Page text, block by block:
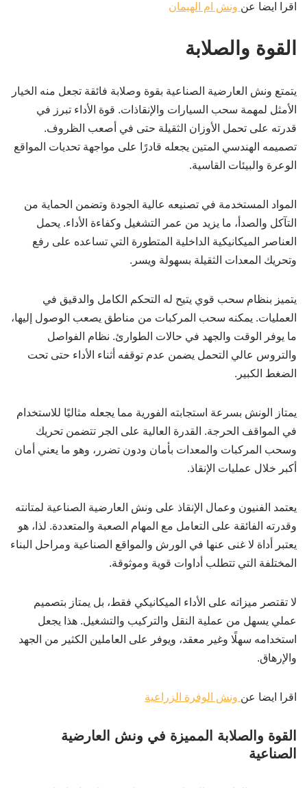
اقرا ايضا عن ونش ام الهيمان
القوة والصلابة
يتمتع ونش العارضية الصناعية بقوة وصلابة فائقة تجعل منه الخيار
الأمثل لمهمة سحب السيارات والإنقاذات. قوة الأداء تبرز في
قدرته على تحمل الأوزان الثقيلة حتى في أصعب الظروف.
تصميمه الهندسي المتين يجعله قادرًا على مواجهة تحديات المواقع
الوعرة والبيئات القاسية.
المواد المستخدمة في تصنيعه عالية الجودة وتضمن الحماية من
التآكل والصدأ، ما يزيد من عمر التشغيل وكفاءة الأداء. يحمل
العناصر الميكانيكية الداخلية المتطورة التي تساعده على رفع
وتحريك المعدات الثقيلة بسهولة ويسر.
يتميز بنظام سحب قوي يتيح له التحكم الكامل والدقيق في
العمليات. يمكنه سحب المركبات من مناطق يصعب الوصول إليها،
ما يوفر الوقت والجهد في حالات الطوارئ. نظام الفواصل
والتروس عالي التحمل يضمن عدم توقفه أثناء الأداء حتى تحت
الضغط الكبير.
يمتاز الونش بسرعة استجابته الفورية مما يجعله مثاليًا للاستخدام
في المواقف الحرجة. القدرة العالية على الجر تتضمن تحريك
وسحب المركبات والمعدات بأمان ودون تضرر، وهو ما يعني أمان
أكبر خلال عمليات الإنقاذ.
يعتمد الفنيون وعمال الإنقاذ على ونش العارضية الصناعية لمتانته
وقدرته الفائقة على التعامل مع المهام الصعبة والمتعددة. لذا، هو
يعتبر أداة لا غنى عنها في الورش والمواقع الصناعية ومراحل البناء
المختلفة التي تتطلب أداوات قوية وموثوقة.
لا تقتصر ميزاته على الأداء الميكانيكي فقط، بل يمتاز بتصميم
عملي يسهل من عملية النقل والتركيب والتشغيل. هذا يجعل
استخدامه سهلًا وغير معقد، ويوفر على العاملين الكثير من الجهد
والإرهاق.
اقرا ايضا عن ونش الوفرة الزراعية
القوة والصلابة المميزة في ونش العارضية
الصناعية